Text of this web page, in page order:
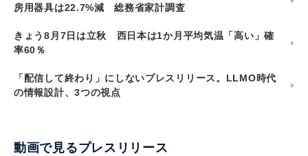
房用器具は22.7%減 総務省家計調査
きょう8月7日は立秋 西日本は1か月平均気温「高い」確
率60％
「配信して終わり」にしないプレスリリース。LLMO時代
の情報設計、3つの視点
動画で見るプレスリリース